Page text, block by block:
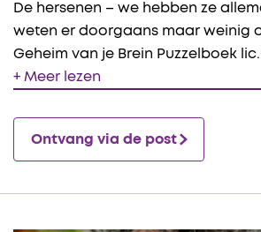
De hersenen – we hebben ze
weten er doorgaans maar weinig
Geheim van je Brein Puzzelboek lic
+ Meer lezen
Ontvang via de post